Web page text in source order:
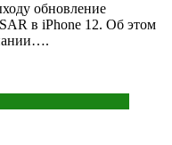
обновление
в iPhone 12. Об этом